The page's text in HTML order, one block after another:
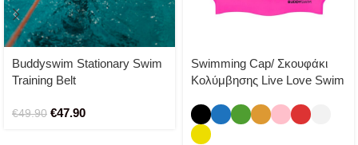
Buddyswim Stationary Swim
Training Belt
€49.90 €47.90
Swimming Cap/ Σκουφάκι
Κολύμβησης Live Love Swim